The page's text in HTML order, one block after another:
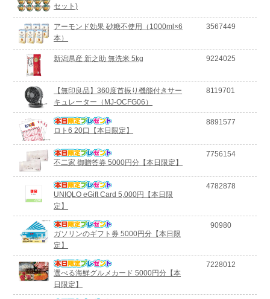
セット)
アーモンド効果 砂糖不使用（1000ml×6
本）
3567449
新潟県産 新之助 無洗米 5kg 9224025
【無印良品】360度首振り機能付きサー
キュレーター（MJ-OCFG06）
8119701
ロト6 20口【本日限定】
8891577
不二家 御贈答券 5000円分【本日限定】
7756154
UNIQLO eGift Card 5,000円【本日限
定】
4782878
ガソリンのギフト券 5000円分【本日限
定】
90980
選べる海鮮グルメカード 5000円分【本
日限定】
7228012